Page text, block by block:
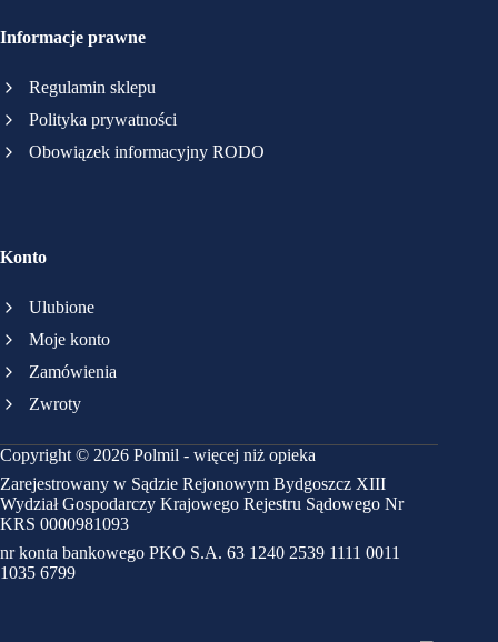
Informacje prawne
Regulamin sklepu
Polityka prywatności
Obowiązek informacyjny RODO
Konto
Ulubione
Moje konto
Zamówienia
Zwroty
Copyright © 2026 Polmil - więcej niż opieka
Zarejestrowany w Sądzie Rejonowym Bydgoszcz XIII
Wydział Gospodarczy Krajowego Rejestru Sądowego Nr
KRS 0000981093
nr konta bankowego PKO S.A. 63 1240 2539 1111 0011
1035 6799